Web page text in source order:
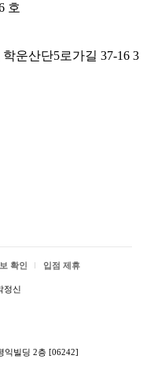
호
운산단5로가길 37-16 3
확인 입점 제휴
정신
익빌딩 2층 [06242]